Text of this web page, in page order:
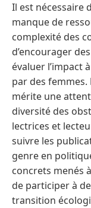
Il est nécessaire
manque de
complexité des
d’encourager
évaluer l’impact
par des
mérite une
diversité des
lectrices et
suivre les
genre en
concrets menés
de participer à
transition